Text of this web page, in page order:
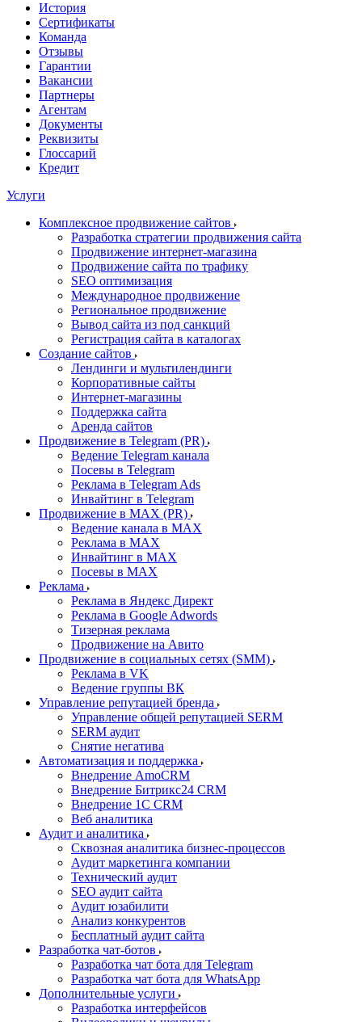
История
Сертификаты
Команда
Отзывы
Гарантии
Вакансии
Партнеры
Агентам
Документы
Реквизиты
Глоссарий
Кредит
Услуги
Комплексное продвижение сайтов
Разработка стратегии продвижения сайта
Продвижение интернет-магазина
Продвижение сайта по трафику
SEO оптимизация
Международное продвижение
Региональное продвижение
Вывод сайта из под санкций
Регистрация сайта в каталогах
Создание сайтов
Лендинги и мультилендинги
Корпоративные сайты
Интернет-магазины
Поддержка сайта
Аренда сайтов
Продвижение в Telegram (PR)
Ведение Telegram канала
Посевы в Telegram
Реклама в Telegram Ads
Инвайтинг в Telegram
Продвижение в MAX (PR)
Ведение канала в MAX
Реклама в MAX
Инвайтинг в MAX
Посевы в MAX
Реклама
Реклама в Яндекс Директ
Реклама в Google Adwords
Тизерная реклама
Продвижение на Авито
Продвижение в социальных сетях (SMM)
Реклама в VK
Ведение группы ВК
Управление репутацией бренда
Управление общей репутацией SERM
SERM аудит
Снятие негатива
Автоматизация и поддержка
Внедрение AmoCRM
Внедрение Битрикс24 CRM
Внедрение 1C CRM
Веб аналитика
Аудит и аналитика
Сквозная аналитика бизнес-процессов
Аудит маркетинга компании
Технический аудит
SEO аудит сайта
Аудит юзабилити
Анализ конкурентов
Бесплатный аудит сайта
Разработка чат-ботов
Разработка чат бота для Telegram
Разработка чат бота для WhatsApp
Дополнительные услуги
Разработка интерфейсов